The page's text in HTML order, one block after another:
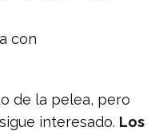
con
July 3, 2019
de la pelea, pero
interesado. Los